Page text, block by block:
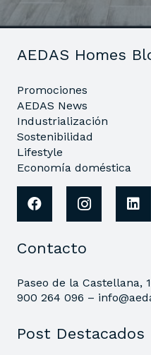
AEDAS Homes
Promociones
AEDAS News
Industrialización
Sostenibilidad
Lifestyle
Economía doméstica
Contacto
Paseo de la Castellana,
900 264 096 –
Post Destacados